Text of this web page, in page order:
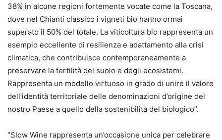
38% in alcune regioni fortemente vocate come la Toscana,
dove nel Chianti classico i vigneti bio hanno ormai
superato il 50% del totale. La viticoltura bio rappresenta un
esempio eccellente di resilienza e adattamento alla crisi
climatica, che contribuisce contemporaneamente a
preservare la fertilità del suolo e degli ecosistemi.
Rappresenta un modello virtuoso in grado di unire il valore
dell’identità territoriale delle denominazioni d’origine del
nostro Paese a quello della sostenibilità del biologico”.
“Slow Wine rappresenta un’occasione unica per celebrare